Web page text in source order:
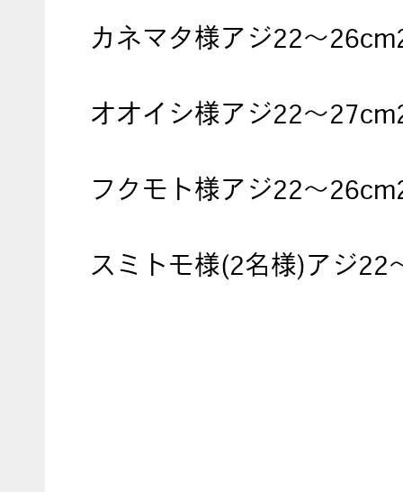
カネマタ様アジ22～
オオイシ様アジ22～
フクモト様アジ22～
スミトモ様(2名様)アジ22